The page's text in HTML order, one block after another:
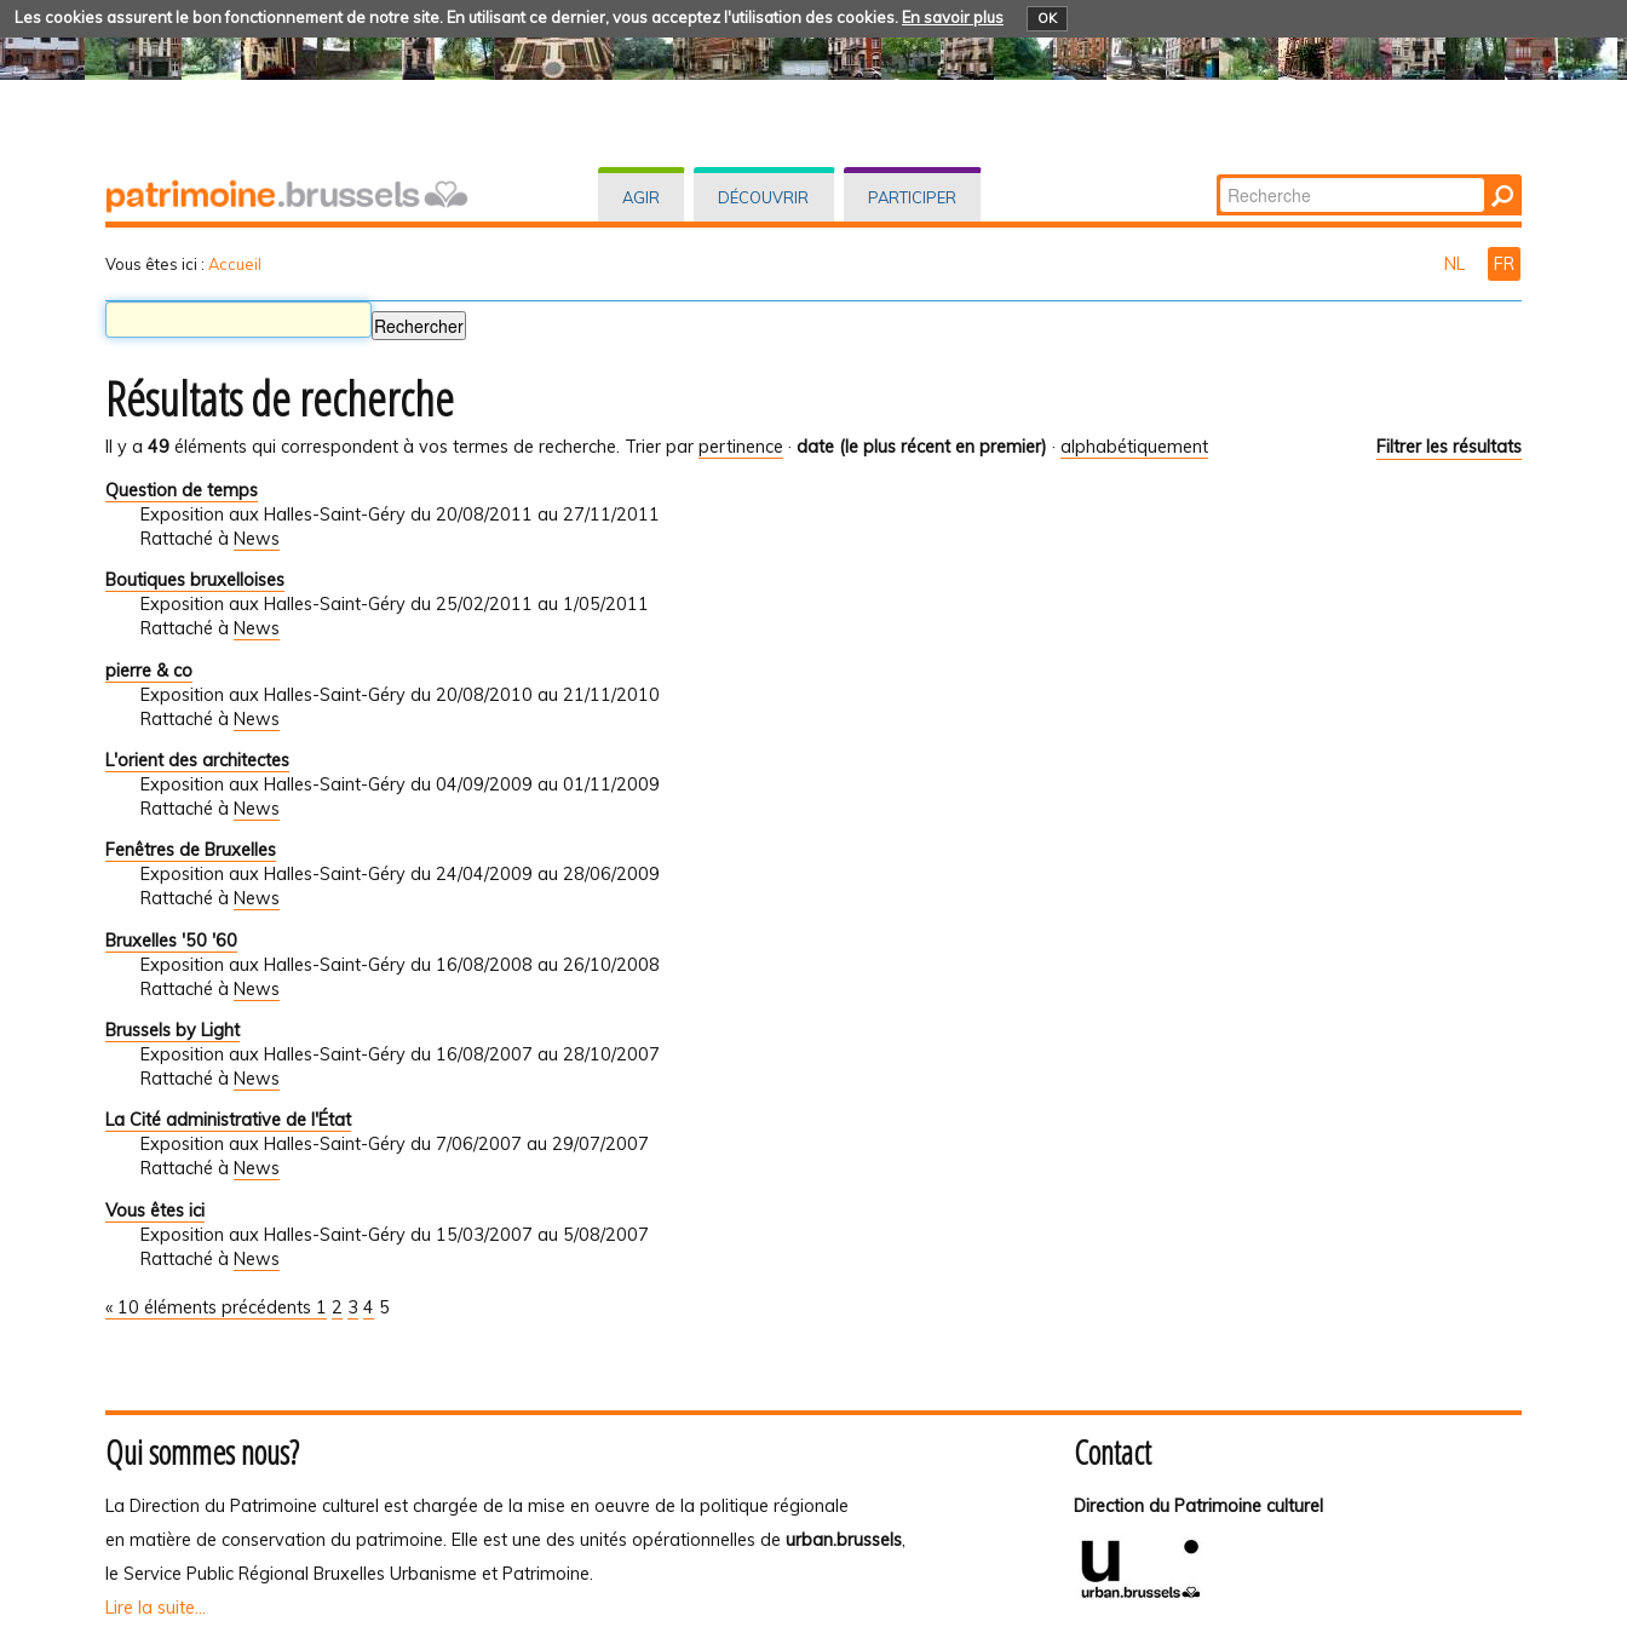
Les cookies assurent le bon fonctionnement de notre site. En utilisant ce dernier, vous acceptez l'utilisation des cookies. En savoir plus OK
AGIR DÉCOUVRIR PARTICIPER Chercher par
Recherche
Vous êtes ici : Accueil NL FR
Résultats de recherche
Il y a 49 éléments qui correspondent à vos termes de recherche. Filtrer les résultats
Trier par pertinence · date (le plus récent en premier) · alphabétiquement
Question de temps
Exposition aux Halles-Saint-Géry du 20/08/2011 au 27/11/2011
Rattaché à News
Boutiques bruxelloises
Exposition aux Halles-Saint-Géry du 25/02/2011 au 1/05/2011
Rattaché à News
pierre & co
Exposition aux Halles-Saint-Géry du 20/08/2010 au 21/11/2010
Rattaché à News
L'orient des architectes
Exposition aux Halles-Saint-Géry du 04/09/2009 au 01/11/2009
Rattaché à News
Fenêtres de Bruxelles
Exposition aux Halles-Saint-Géry du 24/04/2009 au 28/06/2009
Rattaché à News
Bruxelles '50 '60
Exposition aux Halles-Saint-Géry du 16/08/2008 au 26/10/2008
Rattaché à News
Brussels by Light
Exposition aux Halles-Saint-Géry du 16/08/2007 au 28/10/2007
Rattaché à News
La Cité administrative de l'État
Exposition aux Halles-Saint-Géry du 7/06/2007 au 29/07/2007
Rattaché à News
Vous êtes ici
Exposition aux Halles-Saint-Géry du 15/03/2007 au 5/08/2007
Rattaché à News
« 10 éléments précédents 1 2 3 4 5
Qui sommes nous?
La Direction du Patrimoine culturel est chargée de la mise en oeuvre de la politique régionale
en matière de conservation du patrimoine. Elle est une des unités opérationnelles de urban.brussels
le Service Public Régional Bruxelles Urbanisme et Patrimoine
Lire la suite...
Contact
Direction du Patrimoine culturel